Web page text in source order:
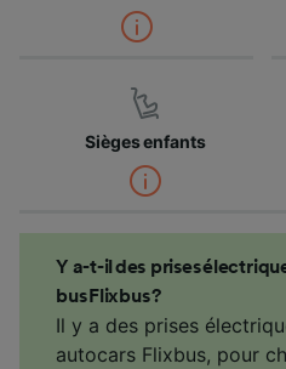
Sièges enfants
Y a-t-il des prises
bus Flixbus ?
Il y a des prises
autocars Flixbus, pour